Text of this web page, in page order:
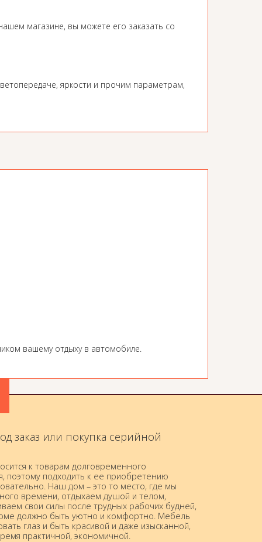
магазине, вы можете его заказать со
яркости и прочим параметрам,
вашему отдыху в автомобиле.
заказ или покупка серийной
к товарам долговременного
поэтому подходить к ее приобретению
Наш дом – это то место, где мы
времени, отдыхаем душой и телом,
свои силы после трудных рабочих будней,
должно быть уютно и комфортно. Мебель
глаз и быть красивой и даже изысканной,
практичной, экономичной.